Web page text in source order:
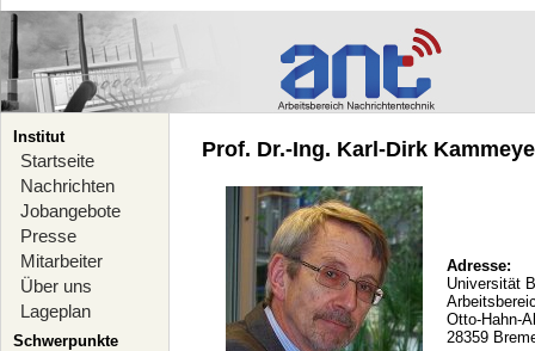
Institut
Startseite
Nachrichten
Jobangebote
Presse
Mitarbeiter
Über uns
Lageplan
Schwerpunkte
Prof. Dr.-Ing. Karl-Dirk
Adresse:
Universität
Otto-Hahn-
28359